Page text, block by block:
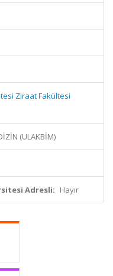
Ziraat Fakültesi
(ULAKBİM)
Adresli: Hayır